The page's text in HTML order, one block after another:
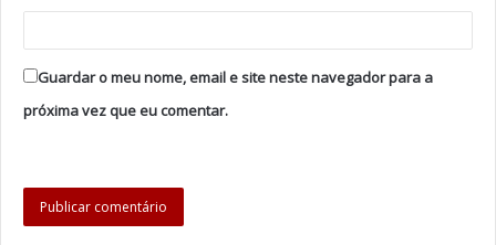
Guardar o meu nome, email e site neste navegador para a
próxima vez que eu comentar.